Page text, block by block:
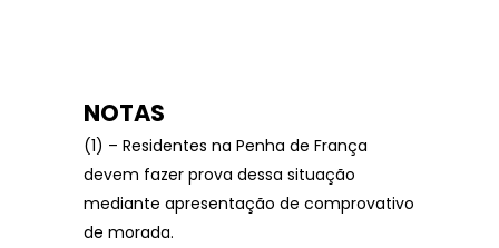
NOTAS
(1) – Residentes na Penha de França
devem fazer prova dessa situação
mediante apresentação de comprovativo
de morada.